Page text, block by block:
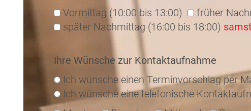
Vormittag (10:00 bis 13:00)
früher
später Nachmittag (16:00 bis 18:00)
Ihre Wünsche zur Kontaktaufnahme
Ich wünsche einen Terminvorschlag per
Ich wünsche eine telefonische